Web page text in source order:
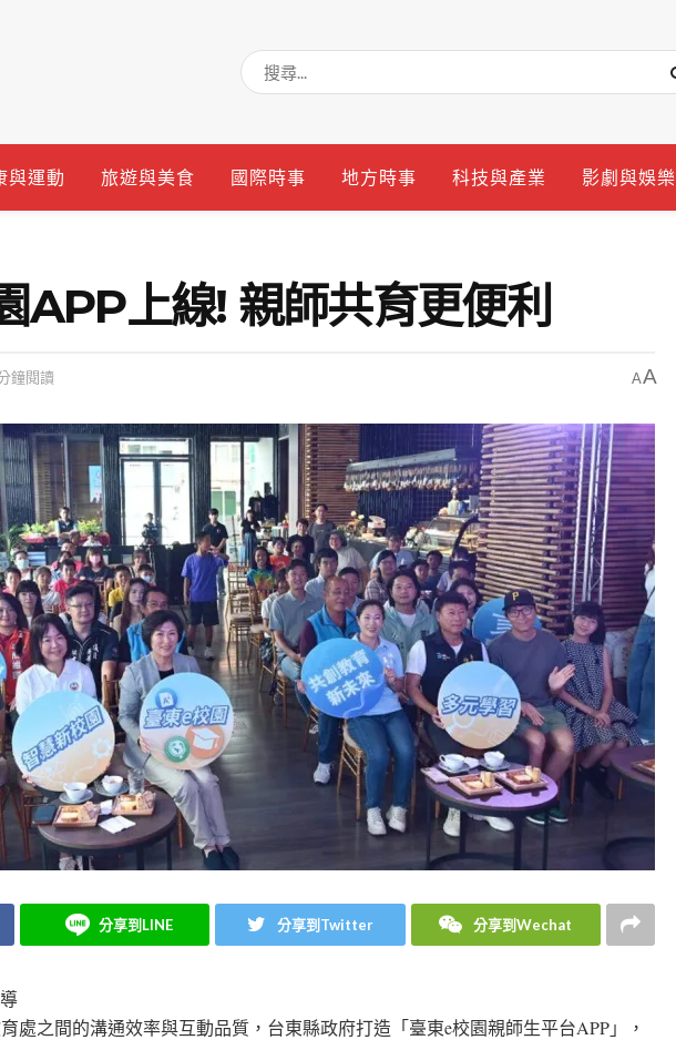
與運動 旅遊與美食 國際時事 地方時事 科技與產業 影劇與娛樂
APP上線! 親師共育更便利
鐘閱讀 AA
分享到LINE 分享到Twitter 分享到Wechat
處之間的溝通效率與互動品質，台東縣政府打造「臺東e校園親師生平台APP」，